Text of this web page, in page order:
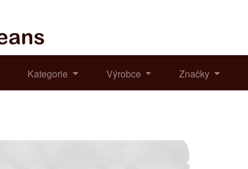
Kategorie Výrobce Značky